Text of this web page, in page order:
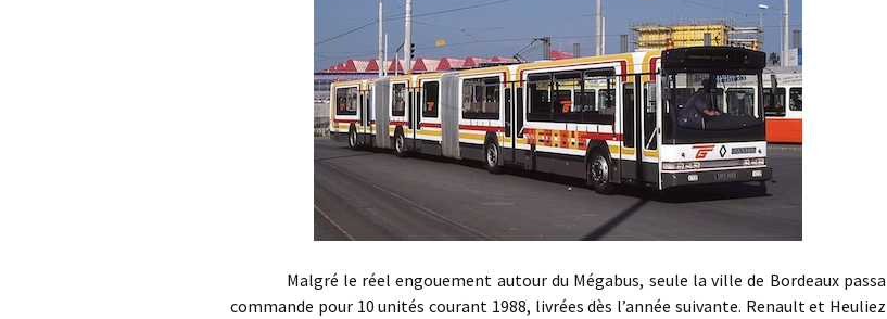
Malgré le réel engouement autour du Mégabus, seule la ville de Bordeaux passa
commande pour 10 unités courant 1988, livrées dès l’année suivante. Renault et Heuliez